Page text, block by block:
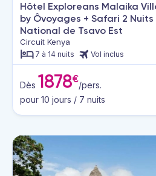
Hôtel Exploreans Malaika
by Ôvoyages + Safari 2
National de Tsavo Est
Circuit Kenya
7 à 14 nuits Vol inclus
Dès 1878€/pers.
pour 10 jours / 7 nuits